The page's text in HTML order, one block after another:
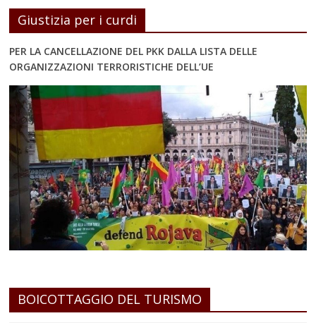
Giustizia per i curdi
PER LA CANCELLAZIONE DEL PKK DALLA LISTA DELLE
ORGANIZZAZIONI TERRORISTICHE DELL’UE
BOICOTTAGGIO DEL TURISMO